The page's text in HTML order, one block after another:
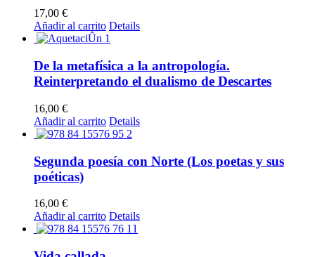
de
17,00 €
Añadir al carrito Details
De la metafísica a la antropología.
Reinterpretando el dualismo de Descartes
16,00 €
Añadir al carrito Details
Segunda poesía con Norte (Los poetas y sus
poéticas)
16,00 €
Añadir al carrito Details